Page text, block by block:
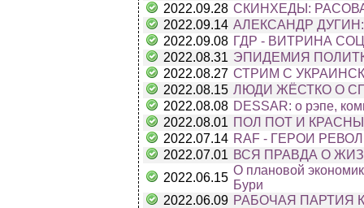
2022.09.28 СКИНХЕДЫ:
2022.09.14 АЛЕКСАНДР ДУГИН:
2022.09.08 ГДР - ВИТРИНА
2022.08.31 ЭПИДЕМИЯ
2022.08.27 СТРИМ С
2022.08.15 ЛЮДИ ЖЁСТКО О
2022.08.08 DESSAR: о рэпе,
2022.08.01 ПОЛ ПОТ И КРАСНЫЕ
2022.07.14 RAF - ГЕРОИ
2022.07.01 ВСЯ ПРАВДА О
2022.06.15
О плановой
Бури
2022.06.09 РАБОЧАЯ ПАРТИЯ